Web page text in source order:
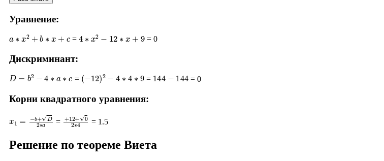
Уравнение:
2 b ∗ = 4 2 12 ∗ = 0
Дискриминант:
D= 2− a = (− 12)2 ∗ ∗ = 144 144 = 0
Корни квадратного уравнения:
+ D2∗ = + 12+02 4
= 1.5
Решение по теореме Виета